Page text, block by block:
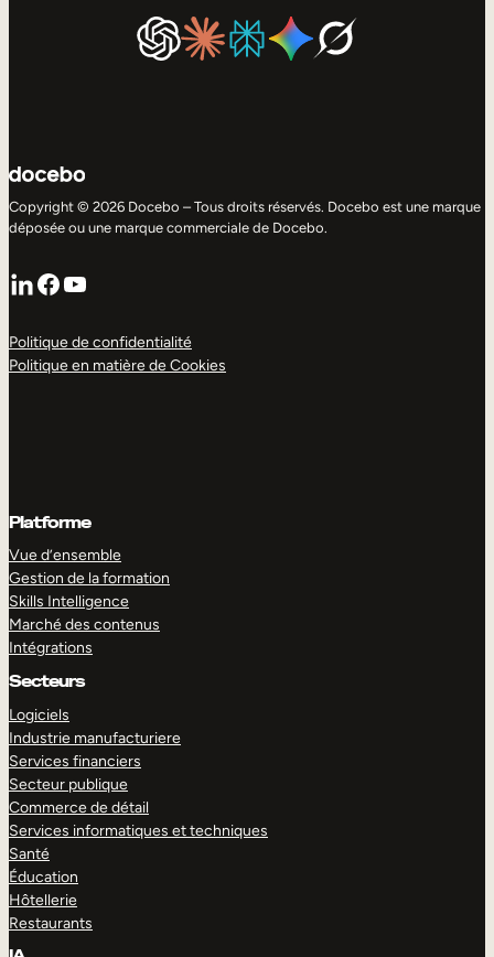
Copyright © 2026 Docebo – Tous droits réservés. Docebo est une marque
déposée ou une marque commerciale de Docebo.
LinkedIn
Facebook
YouTube
Politique de confidentialité
Politique en matière de Cookies
Platforme
Vue d’ensemble
Gestion de la formation
Skills Intelligence
Marché des contenus
Intégrations
Secteurs
Logiciels
Industrie manufacturiere
Services financiers
Secteur publique
Commerce de détail
Services informatiques et techniques
Santé
Éducation
Hôtellerie
Restaurants